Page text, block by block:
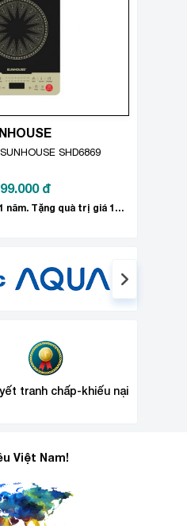
MMB-02I, vừa tiết
đã lựa chọn được
như xoong nồi để
SHD6869
đ
Bảo hành sản phẩm 1 năm. Tặng quà trị giá 100.000đ
tranh chấp-khiếu nại
Việt Nam!